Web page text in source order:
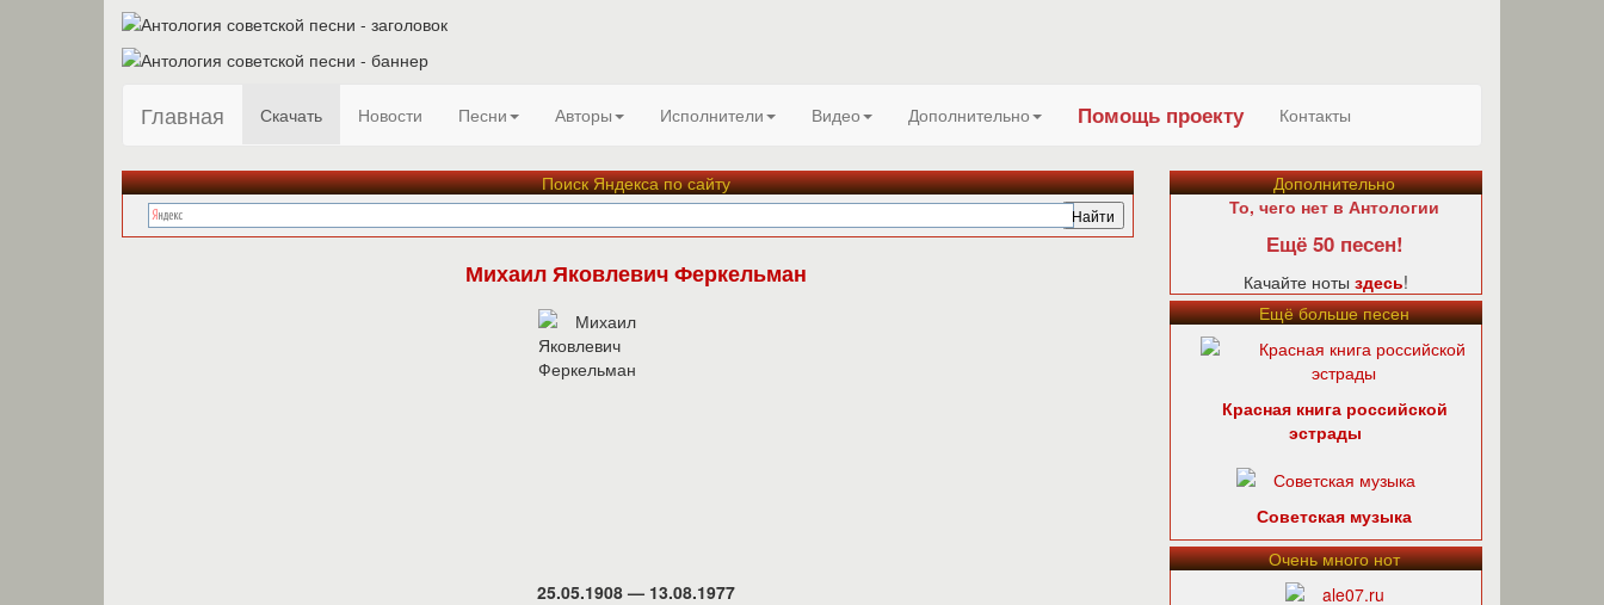
Главная Скачать Новости Песни Авторы Исполнители Видео Дополнительно Помощь проекту Контакты
Поиск Яндекса по сайту
Михаил Яковлевич Феркельман
25.05.1908 — 13.08.1977
Дополнительно
То, чего нет в Антологии
Ещё 50 песен!
Качайте ноты здесь!
Ещё больше песен
Красная книга российской
эстрады
Советская музыка
Очень много нот